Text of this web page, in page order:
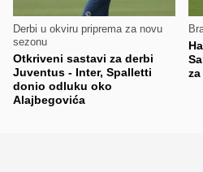
Derbi u okviru priprema za novu
sezonu
Otkriveni sastavi za derbi
Juventus - Inter, Spalletti
donio odluku oko
Alajbegovića